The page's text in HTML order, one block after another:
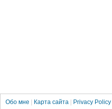
Обо мне Карта сайта Privacy Policy